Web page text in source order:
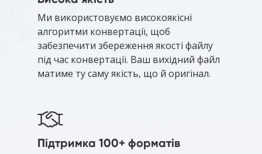
Ми використовуємо високоякісні
алгоритми конвертації, щоб
забезпечити збереження якості файлу
під час конвертації. Ваш вихідний файл
матиме ту саму якість, що й оригінал.
Підтримка 100+ форматів